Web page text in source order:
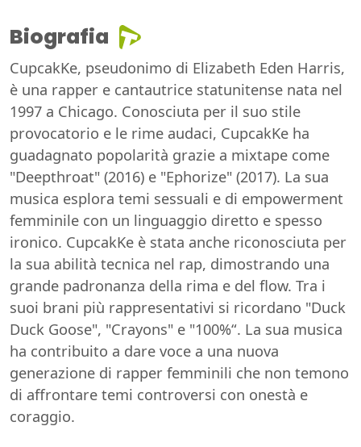
Biografia
CupcakKe, pseudonimo di Elizabeth Eden Harris,
è una rapper e cantautrice statunitense nata nel
1997 a Chicago. Conosciuta per il suo stile
provocatorio e le rime audaci, CupcakKe ha
guadagnato popolarità grazie a mixtape come
"Deepthroat" (2016) e "Ephorize" (2017). La sua
musica esplora temi sessuali e di empowerment
femminile con un linguaggio diretto e spesso
ironico. CupcakKe è stata anche riconosciuta per
la sua abilità tecnica nel rap, dimostrando una
grande padronanza della rima e del flow. Tra i
suoi brani più rappresentativi si ricordano "Duck
Duck Goose", "Crayons" e "100%“. La sua musica
ha contribuito a dare voce a una nuova
generazione di rapper femminili che non temono
di affrontare temi controversi con onestà e
coraggio.